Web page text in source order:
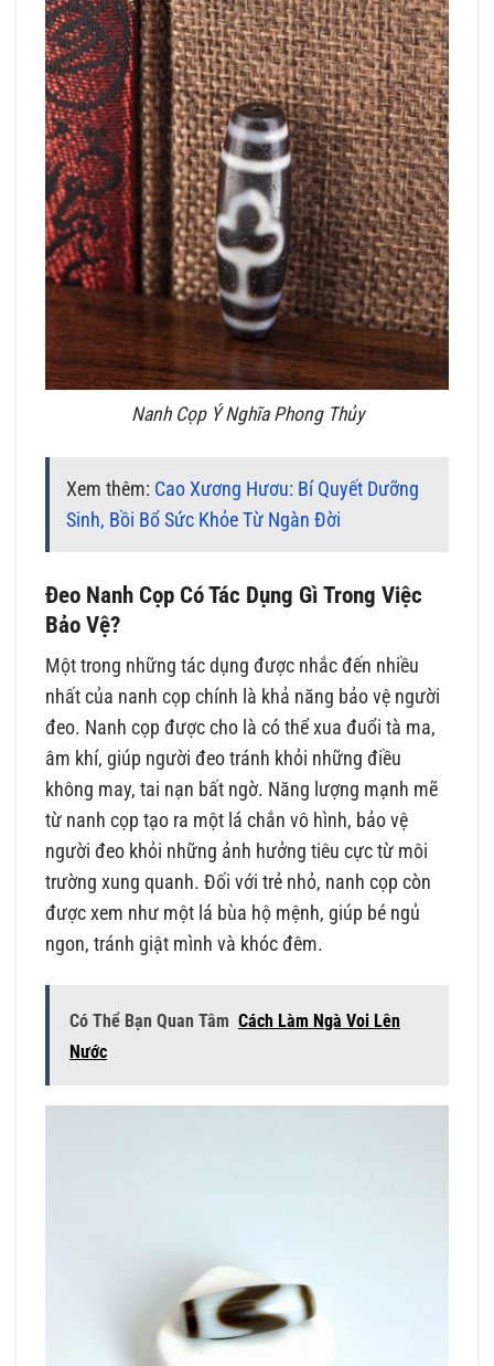
Nanh Cọp Ý Nghĩa Phong Thủy
Xem thêm: Cao Xương Hươu: Bí Quyết Dưỡng
Sinh, Bồi Bổ Sức Khỏe Từ Ngàn Đời
Đeo Nanh Cọp Có Tác Dụng Gì Trong Việc
Bảo Vệ?
Một trong những tác dụng được nhắc đến nhiều
nhất của nanh cọp chính là khả năng bảo vệ người
đeo. Nanh cọp được cho là có thể xua đuổi tà ma,
âm khí, giúp người đeo tránh khỏi những điều
không may, tai nạn bất ngờ. Năng lượng mạnh mẽ
từ nanh cọp tạo ra một lá chắn vô hình, bảo vệ
người đeo khỏi những ảnh hưởng tiêu cực từ môi
trường xung quanh. Đối với trẻ nhỏ, nanh cọp còn
được xem như một lá bùa hộ mệnh, giúp bé ngủ
ngon, tránh giật mình và khóc đêm.
Có Thể Bạn Quan Tâm Cách Làm Ngà Voi Lên
Nước